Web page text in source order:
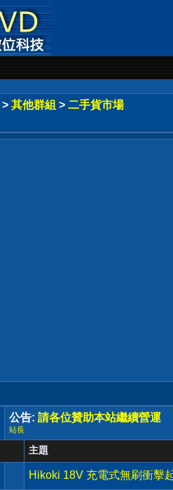
> 其他群組 > 二手貨市場
公告: 請各位贊助本站繼續營運
站長
主題
Hikoki 18V 充電式無刷衝擊